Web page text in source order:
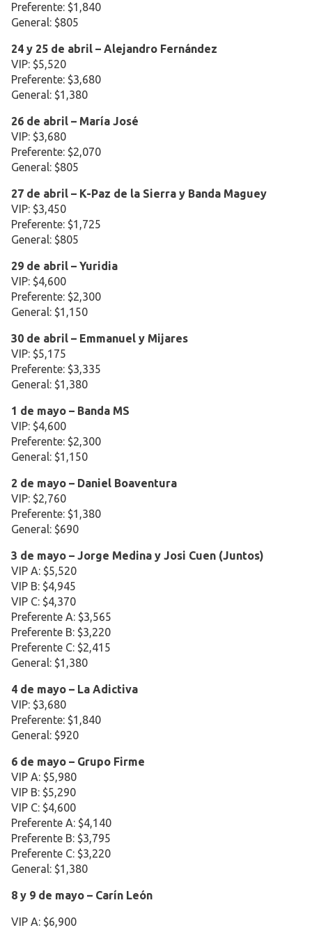
Preferente: $1,840
General: $805
24 y 25 de abril – Alejandro Fernández
VIP: $5,520
Preferente: $3,680
General: $1,380
26 de abril – María José
VIP: $3,680
Preferente: $2,070
General: $805
27 de abril – K-Paz de la Sierra y Banda Maguey
VIP: $3,450
Preferente: $1,725
General: $805
29 de abril – Yuridia
VIP: $4,600
Preferente: $2,300
General: $1,150
30 de abril – Emmanuel y Mijares
VIP: $5,175
Preferente: $3,335
General: $1,380
1 de mayo – Banda MS
VIP: $4,600
Preferente: $2,300
General: $1,150
2 de mayo – Daniel Boaventura
VIP: $2,760
Preferente: $1,380
General: $690
3 de mayo – Jorge Medina y Josi Cuen (Juntos)
VIP A: $5,520
VIP B: $4,945
VIP C: $4,370
Preferente A: $3,565
Preferente B: $3,220
Preferente C: $2,415
General: $1,380
4 de mayo – La Adictiva
VIP: $3,680
Preferente: $1,840
General: $920
6 de mayo – Grupo Firme
VIP A: $5,980
VIP B: $5,290
VIP C: $4,600
Preferente A: $4,140
Preferente B: $3,795
Preferente C: $3,220
General: $1,380
8 y 9 de mayo – Carín León
VIP A: $6,900